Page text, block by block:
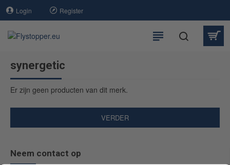
Login Register
synergetic
Er zijn geen producten van dit merk.
VERDER
Neem contact op